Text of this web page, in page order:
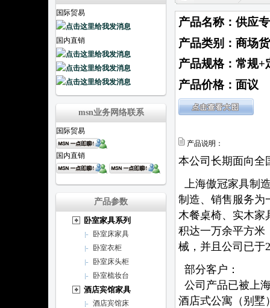
国际贸易
国内直销
msn业务网络联系
国际贸易
国内直销
产品参数
卧室家具系列
卧室床家具
卧室衣柜
卧室床头柜
卧室梳妆台
酒店宾馆家具
酒店宾馆床
产品名称：供应
产品类别：商场
产品规格：常规+
产品价格：面议
产品说明：
本公司长期面向全
上海傲冠家具制
制造、销售服务为
木餐桌椅、实木家
积达一万余平方米
械，并且公司已于
部分客户：
公司产品已被上
酒店式公寓（别墅